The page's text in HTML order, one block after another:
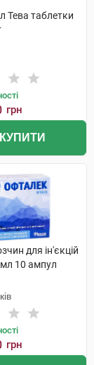
Тева таблетки
грн
для ін'єкцій
10 ампул
грн